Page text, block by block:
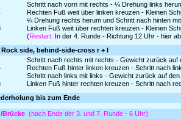
Schritt nach vorn mit rechts - ¼ Drehung links
Rechten Fuß weit über linken kreuzen - Kleinen
¼ Drehung rechts herum und Schritt nach hinten
Linken Fuß weit über rechten kreuzen - Kleinen
(Restart: In der 4. Runde - Richtung 12 Uhr - hier
Rock side, behind-side-cross r + l
Schritt nach rechts mit rechts - Gewicht zurück auf
Rechten Fuß hinter linken kreuzen - Schritt nach
Schritt nach links mit links - Gewicht zurück auf
Linken Fuß hinter rechten kreuzen - Schritt nach
bis zum Ende
Brücke (nach Ende der 3. und 7. Runde - 6 Uhr)